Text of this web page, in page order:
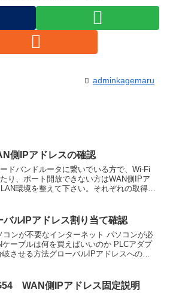
adminkagemaru
側IPアドレスの確認
ードバンドルータに繋いでいる方で、Wi-Fi
り、ポート開放できない方はWAN側IPア
環境を整えて下さい。それぞれの取得IP
バルIPアドレス割り当て確認
ンが不要なインターネット パソコンが必
ーブルは何を買えばいいのか PLCアダプ
させる方法グローバルIPアドレスへの切
WAN側IPアドレス固定説明